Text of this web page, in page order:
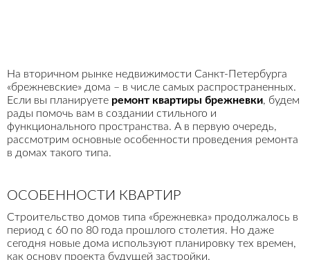
На вторичном рынке недвижимости Санкт-Петербурга
«брежневские» дома – в числе самых распространенных.
Если вы планируете ремонт квартиры брежневки, будем
рады помочь вам в создании стильного и
функционального пространства. А в первую очередь,
рассмотрим основные особенности проведения ремонта
в домах такого типа.
ОСОБЕННОСТИ КВАРТИР
Строительство домов типа «брежневка» продолжалось в
период с 60 по 80 года прошлого столетия. Но даже
сегодня новые дома используют планировку тех времен,
как основу проекта будущей застройки.